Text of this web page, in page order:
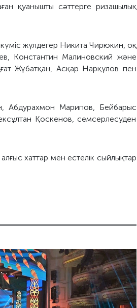
қуанышты сәттерге ризашылық
жүлдегер Никита Чирюкин, оқ
Константин Малиновский және
Жұбатқан, Асқар Нарқұлов пен
Абдурахмон Марипов, Бейбарыс
Қоскенов, семсерлесуден
хаттар мен естелік сыйлықтар